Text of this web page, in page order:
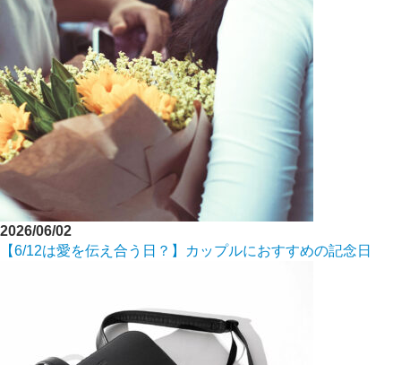
2026/06/02
【6/12は愛を伝え合う日？】カップルにおすすめの記念日